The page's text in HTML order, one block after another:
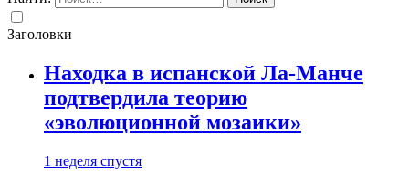
Заголовки
Находка в испанской Ла-Манче
подтвердила теорию
«эволюционной мозаики»
1 неделя спустя